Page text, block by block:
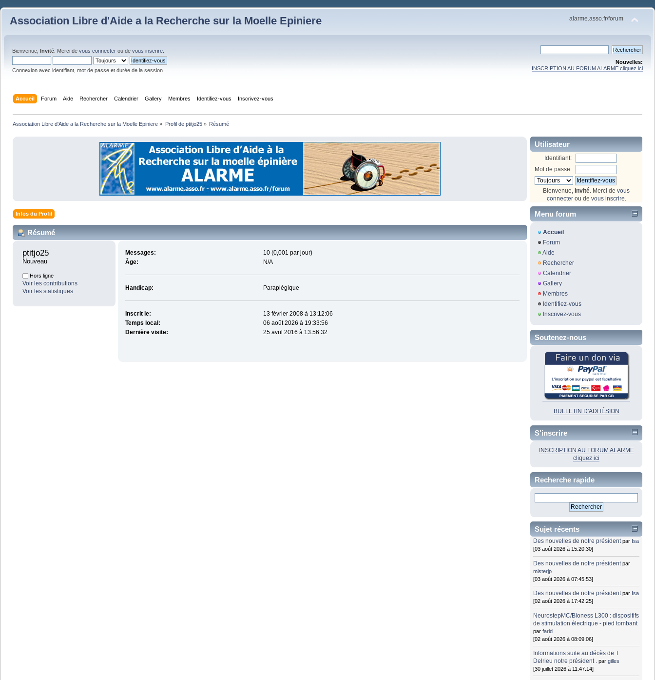
Association Libre d'Aide a la Recherche sur la Moelle Epiniere alarme.asso.fr/forum
Bienvenue, Invité . Merci de vous connecter ou de vous inscrire
Connexion avec identifiant, mot de passe et durée de la session
Nouvelles:
INSCRIPTION AU FORUM ALARME cliquez ici
Accueil Forum Aide Rechercher Calendrier Gallery Membres Identifiez-vous Inscrivez-vous
Association Libre d'Aide a la Recherche sur la Moelle Epiniere » Profil de ptitjo25» Résumé
Infos du Profil
Résumé
ptitjo25
Nouveau
Hors ligne
Voir les contributions
Voir les statistiques
Messages:
10 (0,001 par jour)
Âge:
N/A
Handicap: Paraplégique
Inscrit le:
13 février 2008 à 13:12:06
Temps local:
06 août 2026 à 19:33:56
Dernière visite:
25 avril 2016 à 13:56:32
Utilisateur
Identifiant:
Mot de passe:
Bienvenue, Invité . Merci de vous
connecterou de vous inscrire
Menu forum
Accueil
Forum
Aide
Rechercher
Calendrier
Gallery
Membres
Identifiez-vous
Inscrivez-vous
Soutenez-nous
BULLETIN D'ADHÉSION
S'inscrire
INSCRIPTION AU FORUM ALARME
cliquez ici
Recherche rapide
Sujet récents
Des nouvelles de notre président par Isa
[03 août 2026 à 15:20:30]
Des nouvelles de notre président par
misterjp
[03 août 2026 à 07:45:53]
Des nouvelles de notre président par Isa
[02 août 2026 à 17:42:25]
NeurostepMC/Bioness L300 : dispositifs
de stimulation électrique - pied tombant
parfarid
[02 août 2026 à 08:09:06]
Informations suite au décès de T
Delrieu notre président . pargilles
[30 juillet 2026 à 11:47:14]